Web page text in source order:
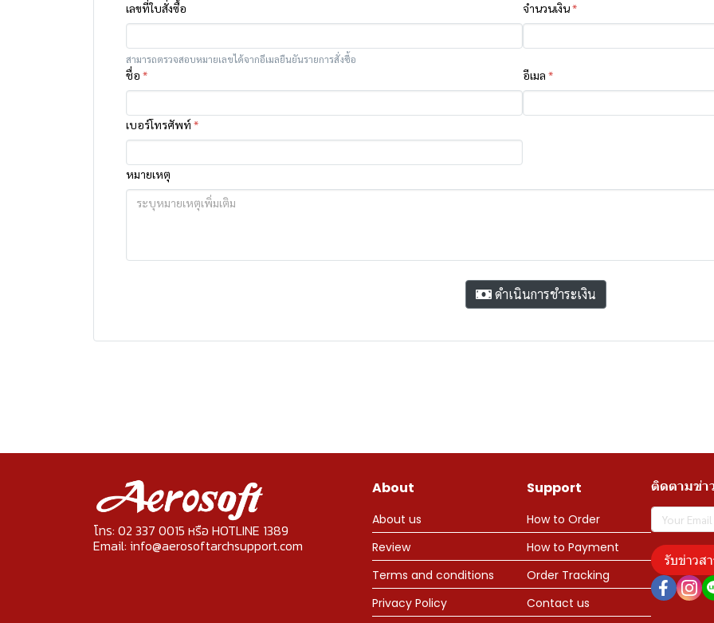
เลขที่ใบสั่งซื้อ
สามารถตรวจสอบหมายเลขได้จากอีเมลยืนยันรายการสั่งซื้อ
จำนวนเงิน*
ชื่อ * อีเมล *
เบอร์โทรศัพท์*
หมายเหตุ
ดำเนินการชำระเงิน
โทร: 02 337 0015 หรือ HOTLINE 1389
Email: info@aerosoftarchsupport.com
About
About us
Review
Terms and conditions
Privacy Policy
Support
How to Order
How to Payment
Order Tracking
Contact us
ติดตามข่า
รับข่าวส